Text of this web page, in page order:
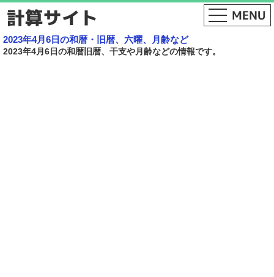
2023年4月6日の和暦・旧暦、六曜、月齢など
2023年4月6日の和暦旧暦、干支や月齢などの情報です。